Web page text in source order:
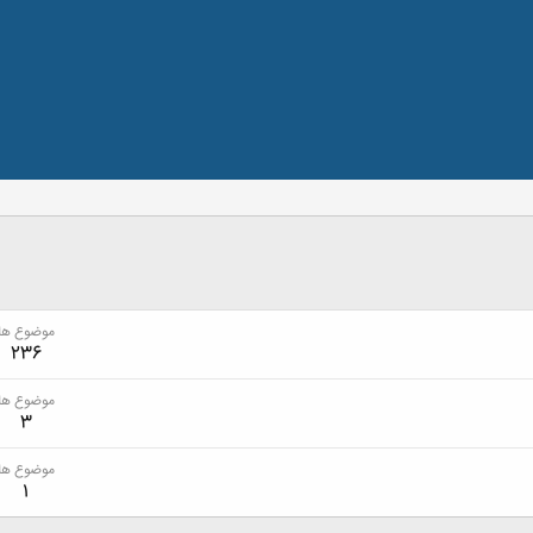
موضوع ها
236
موضوع ها
3
موضوع ها
1